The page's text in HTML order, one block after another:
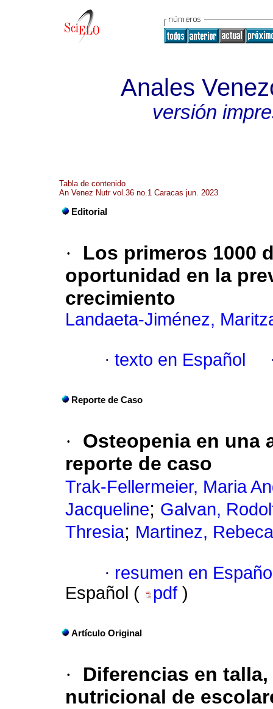
Anales
versión
Tabla de contenido
An Venez Nutr vol.36 no.1 Caracas jun. 2023
Editorial
·
Los primeros 1000
oportunidad en la
crecimiento
Landaeta-Jiménez,
· texto en Español
Reporte de Caso
·
Osteopenia en una
reporte de caso
Trak-Fellermeier, Maria
Jacqueline; Galvan,
Thresia; Martinez, Rebeca
· resumen en
Español (
pdf )
Artículo Original
·
Diferencias en
nutricional de